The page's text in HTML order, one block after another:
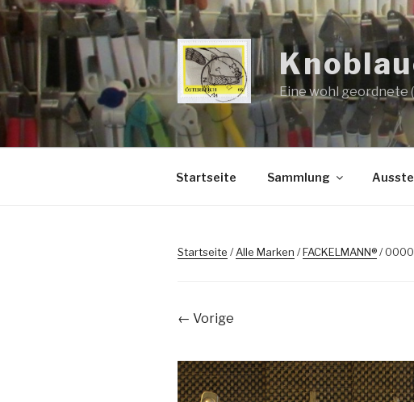
Zum
Inhalt
springen
Eine wohl geordnete
Startseite Sammlung
Startseite /Alle Marken /FACKELMANN®/
← Vorige